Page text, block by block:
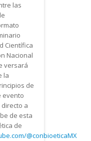
las
Científica
Nacional
versará
la
de
evento
a
de esta
de
@conbioeticaMX